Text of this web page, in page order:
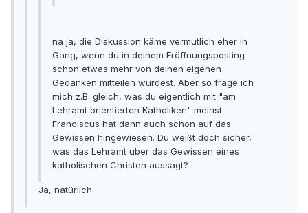
na ja, die Diskussion käme vermutlich eher in
Gang, wenn du in deinem Eröffnungsposting
schon etwas mehr von deinen eigenen
Gedanken mitteilen würdest. Aber so frage ich
mich z.B. gleich, was du eigentlich mit "am
Lehramt orientierten Katholiken" meinst.
Franciscus hat dann auch schon auf das
Gewissen hingewiesen. Du weißt doch sicher,
was das Lehramt über das Gewissen eines
katholischen Christen aussagt?
Ja, natürlich.